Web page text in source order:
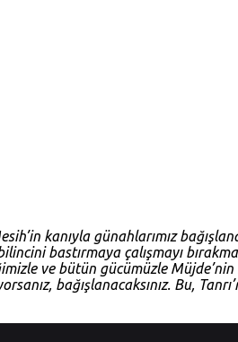
kanıyla günahlarımız
bastırmaya çalışmayı
ve bütün gücümüzle
bağışlanacaksınız. Bu,